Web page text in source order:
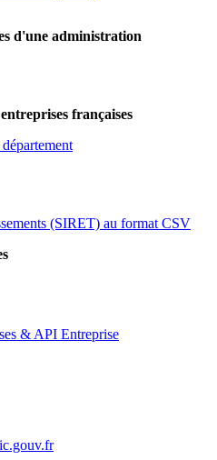
d'une administration
françaises
(SIRET) au format CSV
& API Entreprise